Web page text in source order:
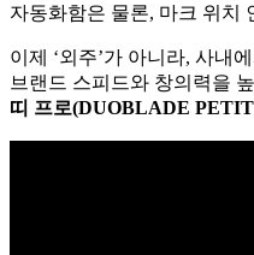
자동화함은 물론, 마크 위치
이제 ‘외주’가 아니라, 사내
브랜드 스피드와 창의력을
띠 프로(DUOBLADE